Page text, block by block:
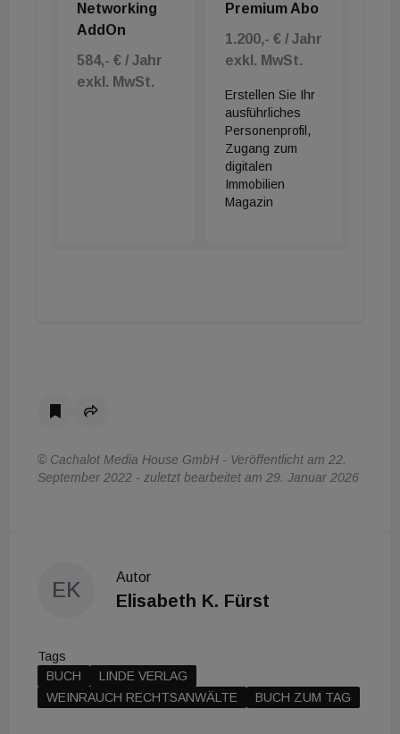
Networking
AddOn
584,- € / Jahr
exkl. MwSt.
Premium Abo
1.200,- € / Jahr
exkl. MwSt.
Erstellen Sie Ihr
ausführliches
Personenprofil,
Zugang zum
digitalen
Immobilien
Magazin
© Cachalot Media House GmbH - Veröffentlicht am 22.
September 2022 - zuletzt bearbeitet am 29. Januar 2026
EK
Autor
Elisabeth K. Fürst
Tags
BUCH
LINDE VERLAG
WEINRAUCH RECHTSANWÄLTE
BUCH ZUM TAG